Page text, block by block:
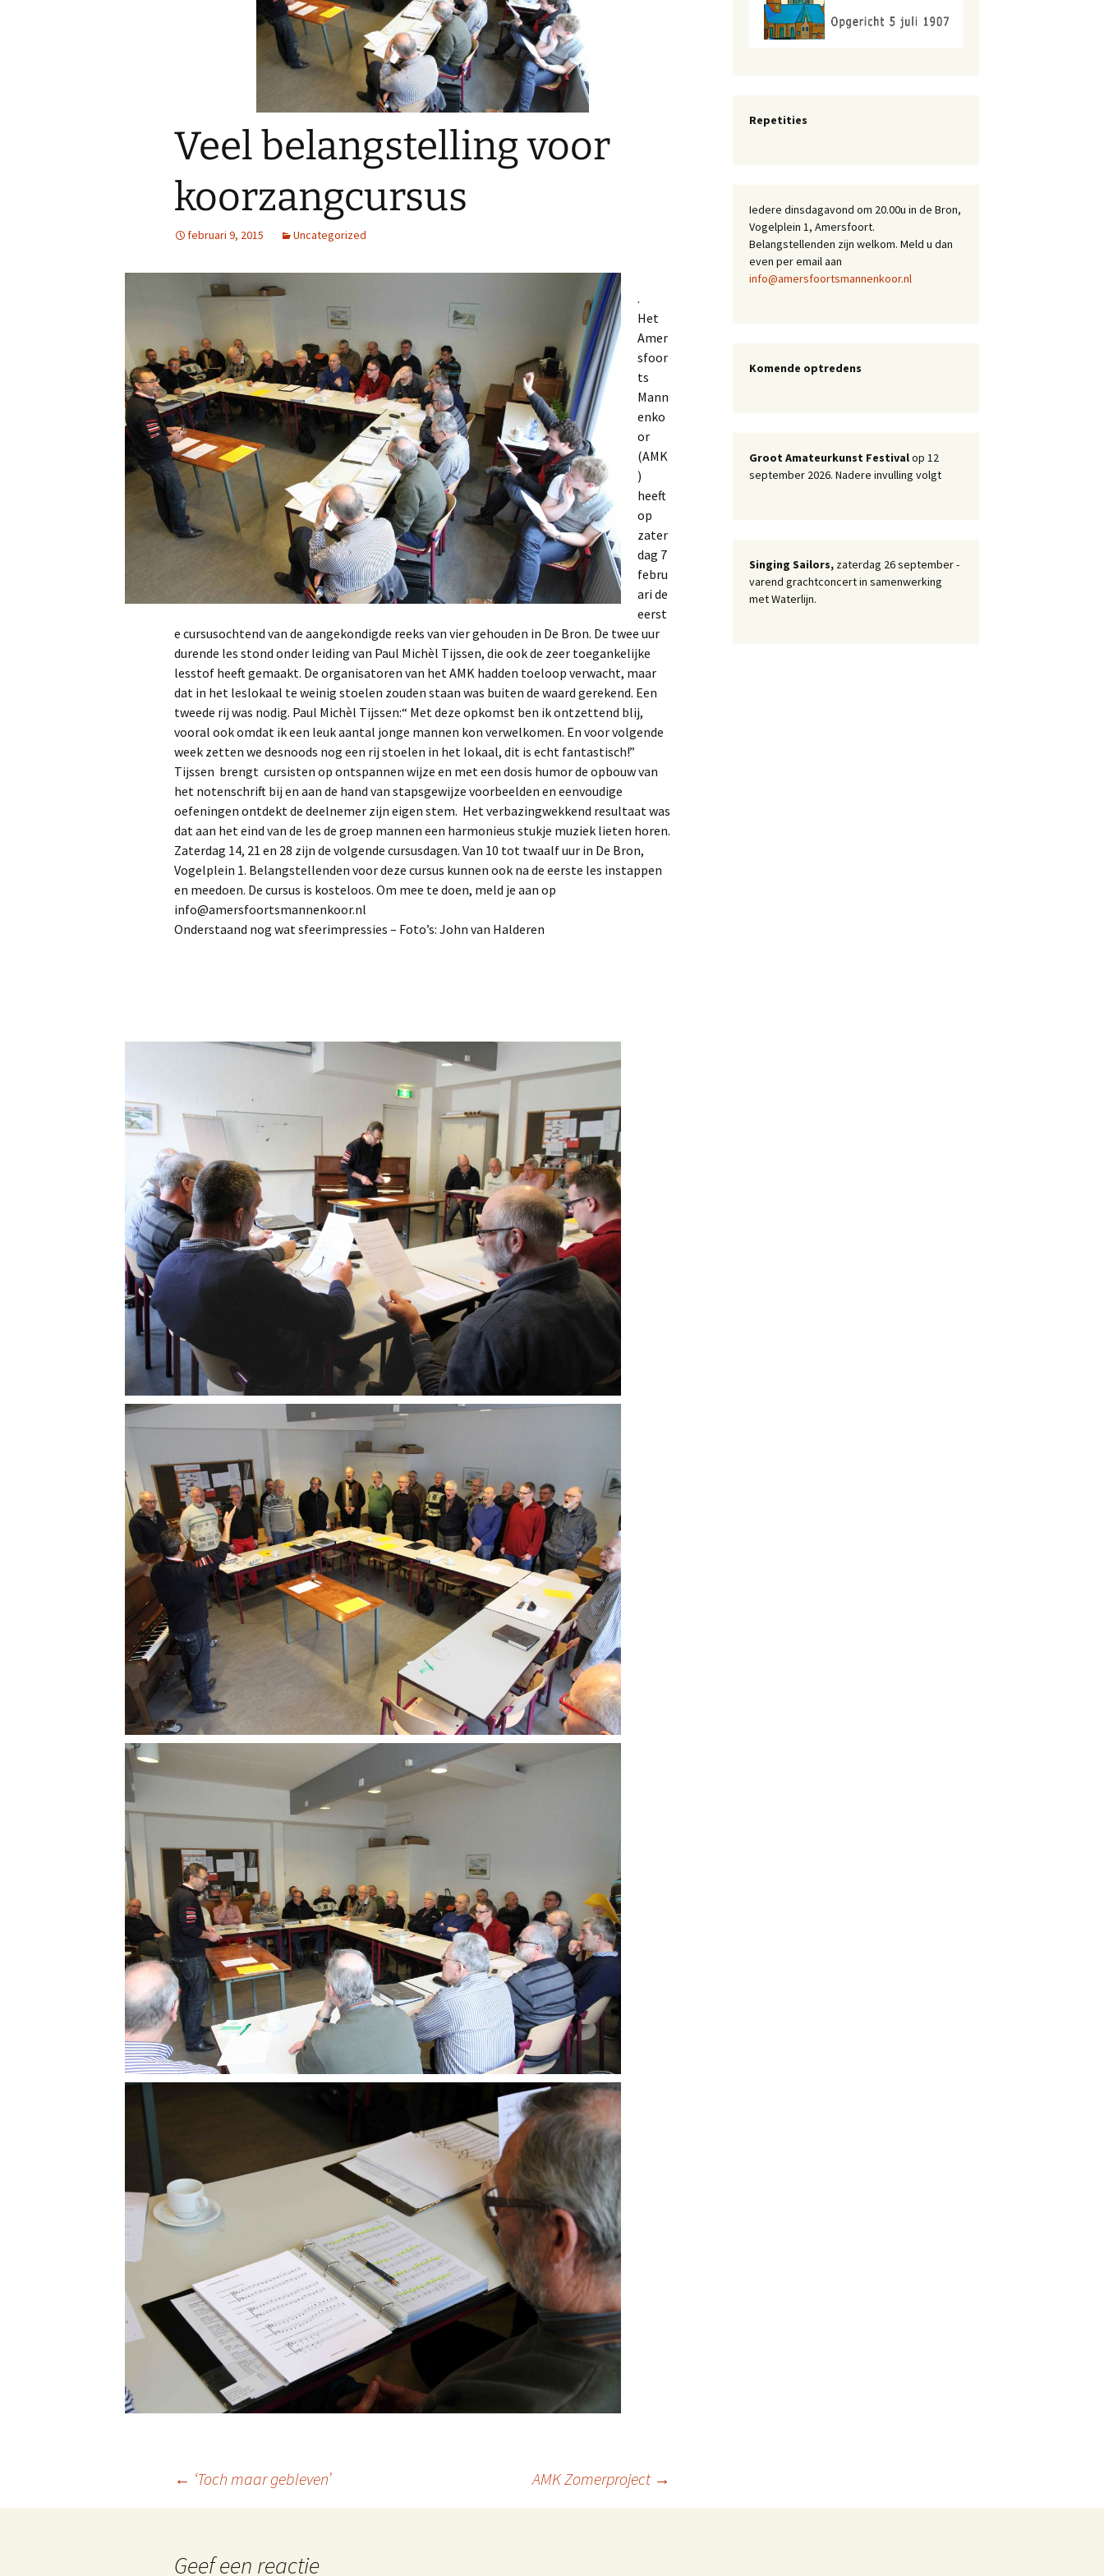
Donateurs
Canto
Veel belangstelling voor
koorzangcursus
februari 9, 2015 Uncategorized
.
Het
Amer
sfoor
ts
Mann
enko
or
(AMK
)
heeft
op
zater
dag 7
febru
ari de
eerst
e cursusochtend van de aangekondigde reeks van vier gehouden in De Bron. De twee uur
durende les stond onder leiding van Paul Michèl Tijssen, die ook de zeer toegankelijke
lesstof heeft gemaakt. De organisatoren van het AMK hadden toeloop verwacht, maar
dat in het leslokaal te weinig stoelen zouden staan was buiten de waard gerekend. Een
tweede rij was nodig. Paul Michèl Tijssen:“ Met deze opkomst ben ik ontzettend blij,
vooral ook omdat ik een leuk aantal jonge mannen kon verwelkomen. En voor volgende
week zetten we desnoods nog een rij stoelen in het lokaal, dit is echt fantastisch!”
Tijssen brengt cursisten op ontspannen wijze en met een dosis humor de opbouw van
het notenschrift bij en aan de hand van stapsgewijze voorbeelden en eenvoudige
oefeningen ontdekt de deelnemer zijn eigen stem. Het verbazingwekkend resultaat was
dat aan het eind van de les de groep mannen een harmonieus stukje muziek lieten horen.
Zaterdag 14, 21 en 28 zijn de volgende cursusdagen. Van 10 tot twaalf uur in De Bron,
Vogelplein 1. Belangstellenden voor deze cursus kunnen ook na de eerste les instappen
en meedoen. De cursus is kosteloos. Om mee te doen, meld je aan op
info@amersfoortsmannenkoor.nl
Onderstaand nog wat sfeerimpressies – Foto’s: John van Halderen
Berichtnavigatie
← ‘Toch maar gebleven’ AMK Zomerproject →
Geef een reactie
Repetities
Iedere dinsdagavond om 20.00u in de Bron,
Vogelplein 1, Amersfoort.
Belangstellenden zijn welkom. Meld u dan
even per email aan
info@amersfoortsmannenkoor.nl
Komende optredens
Groot Amateurkunst Festivalop 12
september 2026. Nadere invulling volgt
Singing Sailors, zaterdag 26 september -
varend grachtconcert in samenwerking
met Waterlijn.